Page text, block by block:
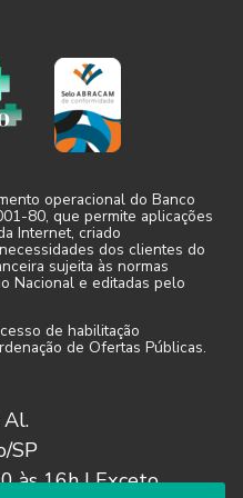
uso de cookies
para a
do Usuário,
de dados e
privacidade dos
seus
terceiros,
de lei ou
dos
operacional do Banco
80, que permite aplicações
Internet, criado
dos clientes do
sujeita às normas
Nacional e editadas pelo
de habilitação
de Ofertas Públicas.
Al.
SP
às 16h | Exceto